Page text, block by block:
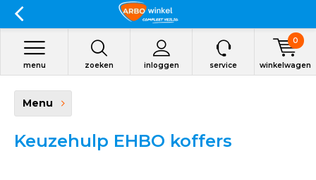
zoeken inloggen
menu service winkelwagen
0
Menu
Keuzehulp EHBO koffers